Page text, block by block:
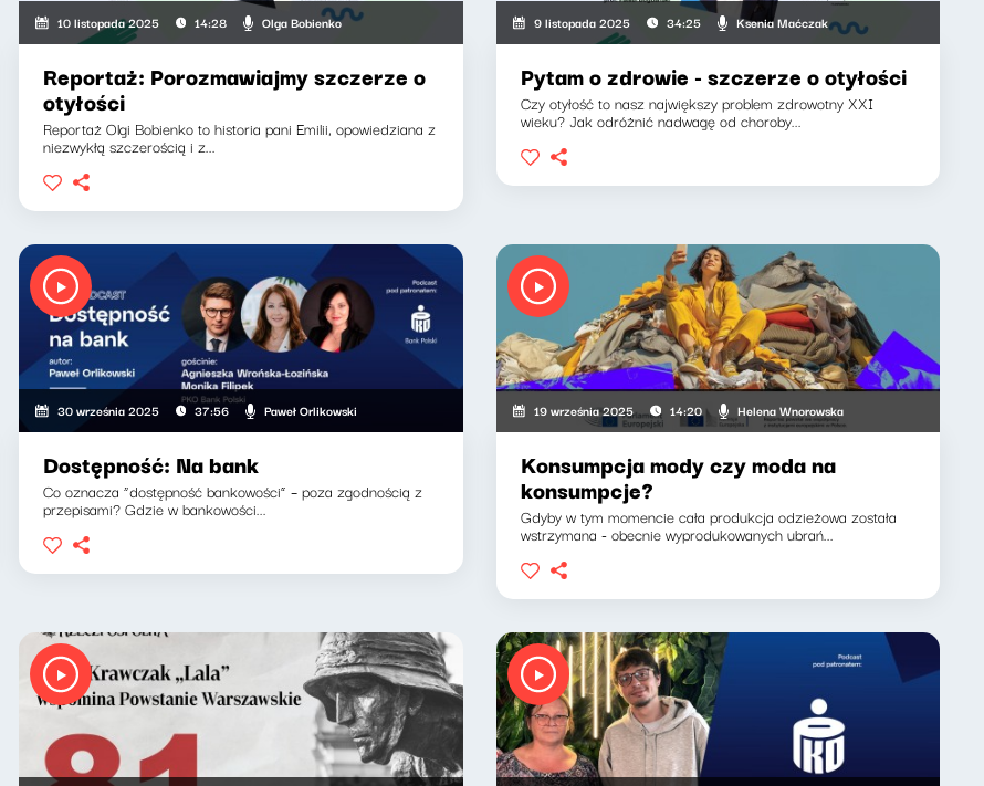
10 listopada 2025 14:28 Olga Bobienko
Reportaż: Porozmawiajmy szczerze o
otyłości
Reportaż Olgi Bobienko to historia pani Emilii, opowiedziana z
niezwykłą szczerością i z...
9 listopada 2025 34:25 Ksenia Maćczak
Pytam o zdrowie - szczerze o otyłości
Czy otyłość to nasz największy problem zdrowotny XXI
wieku? Jak odróżnić nadwagę od choroby...
30 września 2025 37:56 Paweł Orlikowski
Dostępność: Na bank
Co oznacza “dostępność bankowości” – poza zgodnością z
przepisami? Gdzie w bankowości...
19 września 2025 14:20 Helena Wnorowska
Konsumpcja mody czy moda na
konsumpcje?
Gdyby w tym momencie cała produkcja odzieżowa została
wstrzymana - obecnie wyprodukowanych ubrań...